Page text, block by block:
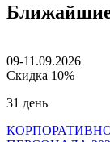
09-11.09.2026
Скидка 10%
31 день